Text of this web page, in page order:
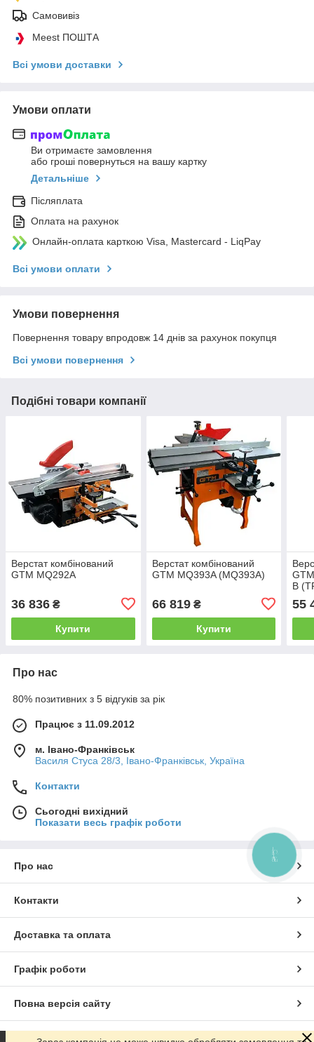
Самовивіз
Meest ПОШТА
Всі умови доставки
Умови оплати
Ви отримаєте замовлення
або гроші повернуться на вашу картку
Детальніше
Післяплата
Оплата на рахунок
Онлайн-оплата карткою Visa, Mastercard - LiqPay
Всі умови оплати
Умови повернення
Повернення товару впродовж 14 днів за рахунок покупця
Всі умови повернення
Подібні товари компанії
Верстат комбінований
GTM MQ292A
36 836 ₴
Купити
Верстат комбінований
GTM MQ393A (MQ393A)
66 819₴
Купити
В
55
Про нас
80% позитивних з 5 відгуків за рік
Працює з 11.09.2012
м. Івано-Франківськ
Василя Стуса 28/3, Івано-Франківськ, Україна
Контакти
Сьогодні вихідний
Показати весь графік роботи
Про нас
Контакти
Доставка та оплата
Графік роботи
Повна версія сайту
Сайт створено на маркетплейсі Prom.ua
КНОПКА
ЗВ'ЯЗКУ